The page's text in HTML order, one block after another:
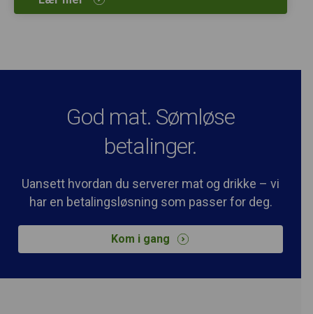
God mat. Sømløse
betalinger.
Uansett hvordan du serverer mat og drikke – vi
har en betalingsløsning som passer for deg.
Kom i gang